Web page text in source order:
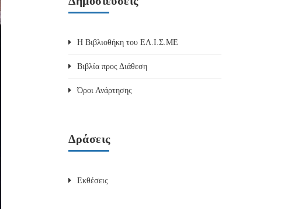
Η Βιβλιοθήκη του ΕΛ.Ι.Σ.ΜΕ
Βιβλία προς Διάθεση
Όροι Ανάρτησης
Δράσεις
Εκθέσεις